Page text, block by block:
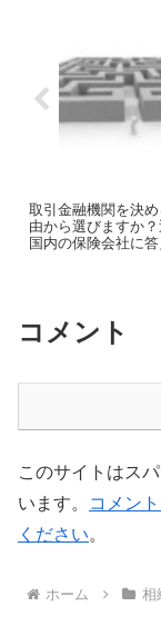
取引金融機関を決
由から選びますか
国内の保険会社に
コメント
このサイトはス
います。
コメン
ください。
ホーム 相